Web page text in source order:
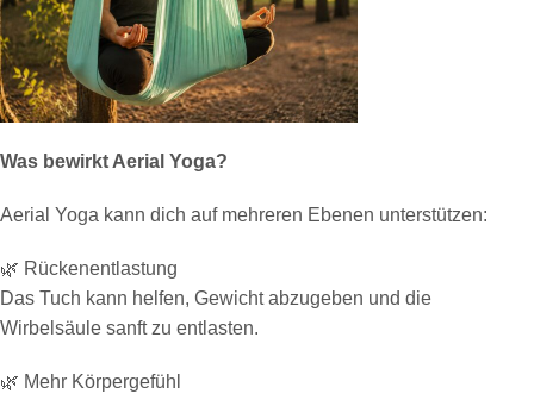
Was bewirkt Aerial Yoga?
Aerial Yoga kann dich auf mehreren Ebenen unterstützen:
🌿 Rückenentlastung
Das Tuch kann helfen, Gewicht abzugeben und die
Wirbelsäule sanft zu entlasten.
🌿 Mehr Körpergefühl